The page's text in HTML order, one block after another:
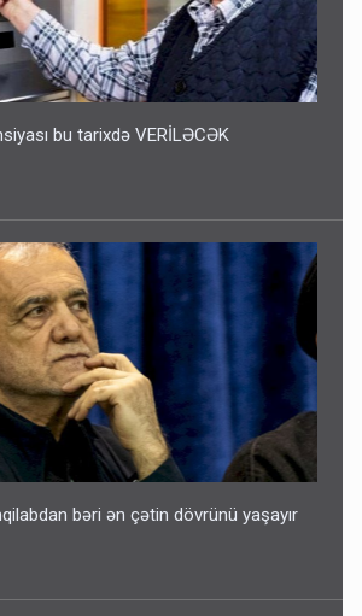
bu tarixdə VERİLƏCƏK
bəri ən çətin dövrünü yaşayır